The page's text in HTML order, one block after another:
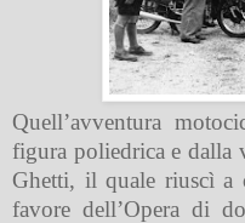
Quell’avventura
figura poliedrica e dalla
Ghetti, il quale riuscì a
favore dell’Opera di